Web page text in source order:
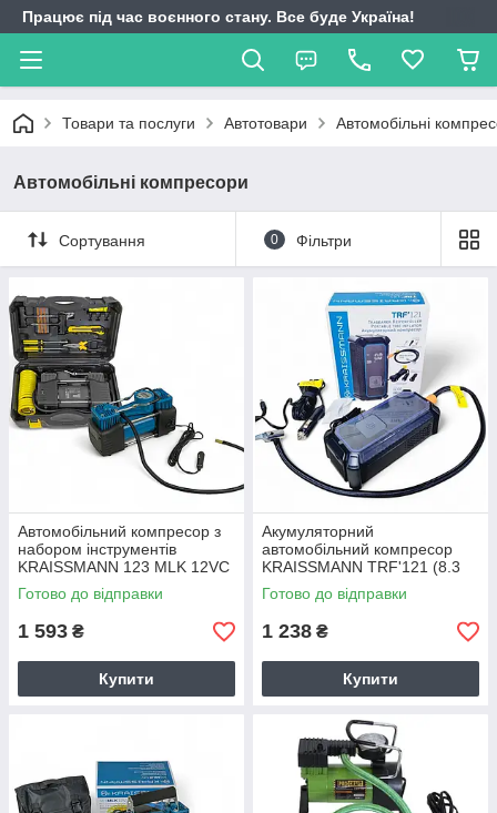
Працює під час воєнного стану. Все буде Україна!
Товари та послуги Автотовари Автомобільні
Автомобільні компресори
Сортування 0 Фільтри
Автомобільний компресор з
набором інструментів
KRAISSMANN 123 MLK 12VС
(12V, 8,27 бар, 40 л/хв)
Готово до відправки
1 593 ₴
Купити
Акумуляторний
автомобільний компресор
KRAISSMANN TRF'121 (8.3
бар/120 PSI, НІМЕЧЧИНА)
Готово до відправки
1 238 ₴
Купити